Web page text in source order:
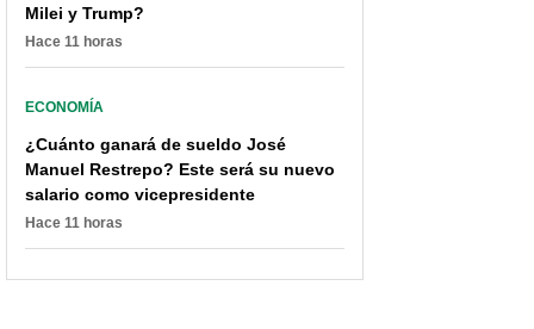
Milei y Trump?
Hace 11 horas
ECONOMÍA
¿Cuánto ganará de sueldo José
Manuel Restrepo? Este será su nuevo
salario como vicepresidente
Hace 11 horas